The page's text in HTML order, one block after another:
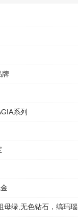
牌
系列
母绿,无色钻石，缟玛瑙